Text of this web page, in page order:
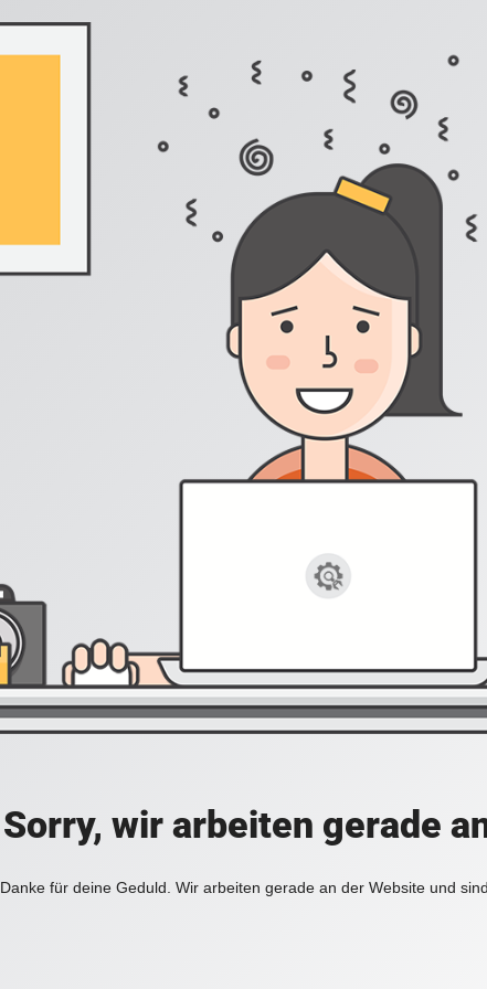
Sorry, wir arbeiten gerade
Danke für deine Geduld. Wir arbeiten gerade an der Website und